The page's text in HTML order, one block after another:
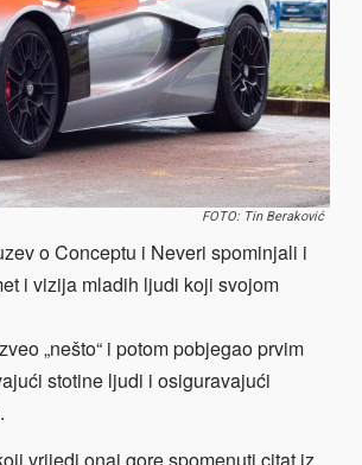
FOTO: Tin Beraković
o Conceptu i Neveri spominjali i
i vizija mladih ljudi koji svojom
„nešto“ i potom pobjegao prvim
stotine ljudi i osiguravajući